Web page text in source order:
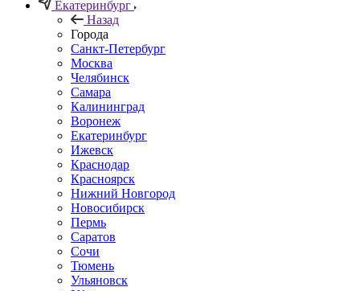
Екатеринбург
Назад
Города
Санкт-Петербург
Москва
Челябинск
Самара
Калининград
Воронеж
Екатеринбург
Ижевск
Краснодар
Красноярск
Нижний Новгород
Новосибирск
Пермь
Саратов
Сочи
Тюмень
Ульяновск